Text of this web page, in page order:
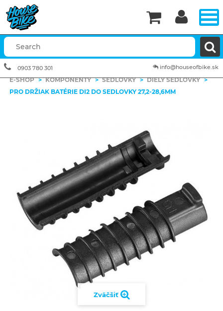
E-SHOP > KOMPONENTY > SEDLOVKY > DIELY SEDLOVKY >
PRO DRŽIAK BATÉRIE DI2 DO SEDLOVKY 27,2-28,6MM
Zväčšiť


info@houseofbike.sk
0903 780 301